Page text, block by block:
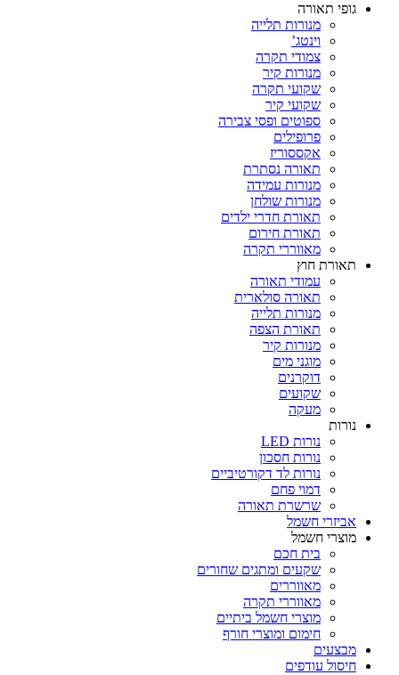
גופי תאורה
מנורות תלייה
וינטג’
צמודי תקרה
מנורות קיר
שקועי תקרה
שקועי קיר
ספוטים ופסי צבירה
פרופילים
אקססוריז
תאורה נסתרת
מנורות עמידה
מנורות שולחן
תאורת חדרי ילדים
תאורת חירום
מאווררי תקרה
תאורת חוץ
עמודי תאורה
תאורה סולארית
מנורות תלייה
תאורת הצפה
מנורות קיר
מוגני מים
דוקרנים
שקועים
מעקה
נורות
נורות LED
נורות חסכון
נורות לד דקורטיביים
דמוי פחם
שרשרת תאורה
אביזרי חשמל
מוצרי חשמל
בית חכם
שקעים ומתגים שחורים
מאווררים
מאווררי תקרה
מוצרי חשמל ביתיים
חימום ומוצרי חורף
מבצעים
חיסול עודפים